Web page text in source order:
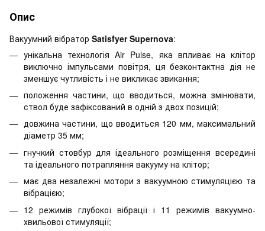
Опис
Вакуумний вібратор Satisfyer Supernova:
унікальна технологія Air Pulse, яка впливає на клітор
виключно імпульсами повітря, ця безконтактна дія не
зменшує чутливість і не викликає звикання;
положення частини, що вводиться, можна змінювати,
ствол буде зафіксований в одній з двох позицій;
довжина частини, що вводиться 120 мм, максимальний
діаметр 35 мм;
гнучкий стовбур для ідеального розміщення всередині
та ідеального потрапляння вакууму на клітор;
має два незалежні мотори з вакуумною стимуляцією та
вібрацією;
12 режимів глубокої вібрації і 11 режимів вакуумно-
хвильової стимуляції;